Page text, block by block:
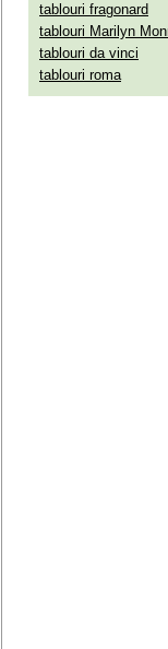
tablouri fragonard
tablouri Marilyn
tablouri da vinci
tablouri roma